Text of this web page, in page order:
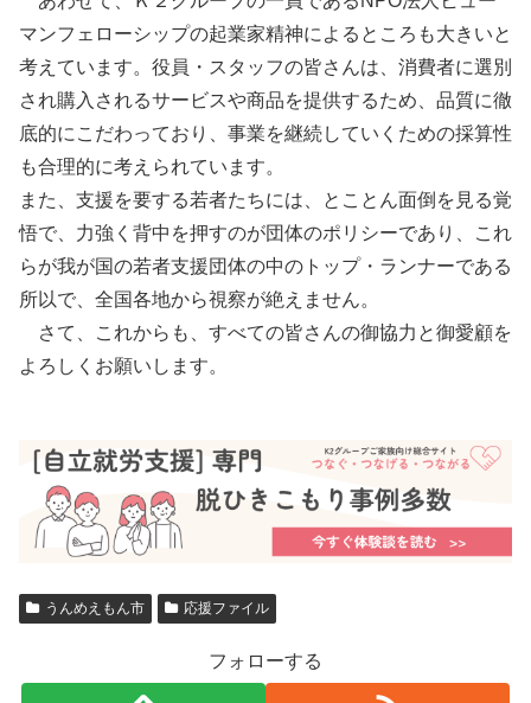
マンフェローシップの起業家精神によるところも大きいと
考えています。役員・スタッフの皆さんは、消費者に選別
され購入されるサービスや商品を提供するため、品質に徹
底的にこだわっており、事業を継続していくための採算性
も合理的に考えられています。
また、支援を要する若者たちには、とことん面倒を見る覚
悟で、力強く背中を押すのが団体のポリシーであり、これ
らが我が国の若者支援団体の中のトップ・ランナーである
所以で、全国各地から視察が絶えません。
さて、これからも、すべての皆さんの御協力と御愛顧を
よろしくお願いします。
うんめえもん市 応援ファイル
フォローする